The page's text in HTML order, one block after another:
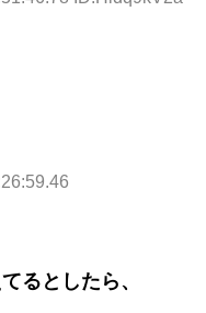
るとしたら、